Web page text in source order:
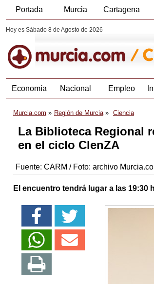
Portada Murcia Cartagena
Hoy es Sábado 8 de Agosto de 2026
Economía Nacional Empleo
Murcia.com Región de Murcia Ciencia
La Biblioteca Regional
en el ciclo CIenZA
Fuente: CARM / Foto: archivo
El encuentro tendrá lugar a las 19:30